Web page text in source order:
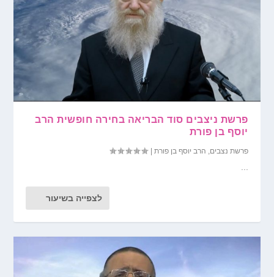
פרשת ניצבים סוד הבריאה בחירה חופשית הרב
יוסף בן פורת
פרשת נצבים, הרב יוסף בן פורת |
לצפייה בשיעור